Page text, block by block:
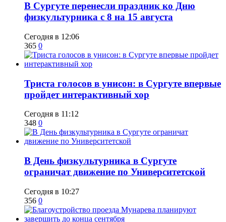
​В Сургуте перенесли праздник ко Дню
физкультурника с 8 на 15 августа
Сегодня в 12:06
365 0
​Триста голосов в унисон: в Сургуте впервые
пройдет интерактивный хор
Сегодня в 11:12
348 0
​В День физкультурника в Сургуте
ограничат движение по Университетской
Сегодня в 10:27
356 0